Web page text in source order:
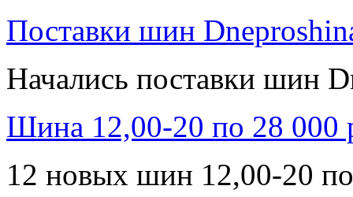
Поставки шин
Начались поставки шин
Шина 12,00-20 по 28 000
12 новых шин 12,00-20